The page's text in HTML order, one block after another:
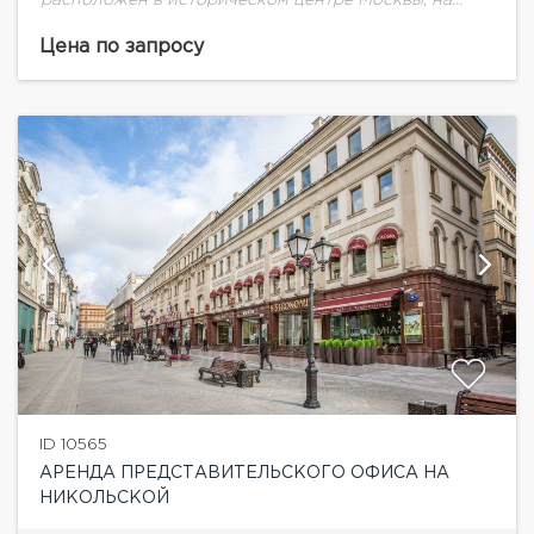
Предлагаем в аренду офисное помещение общей
Цена по запросу
ID 10565
АРЕНДА ПРЕДСТАВИТЕЛЬСКОГО ОФИСА НА
НИКОЛЬСКОЙ